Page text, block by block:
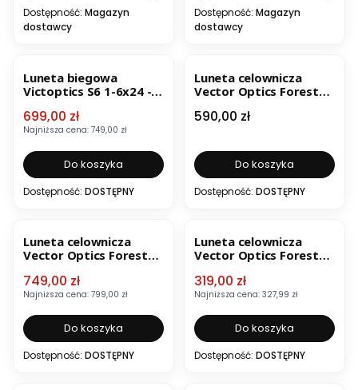
Dostępność: Magazyn
dostawcy
Dostępność: Magazyn
dostawcy
Luneta biegowa
Victoptics S6 1-6x24 -
Cena promocyjna
699,00 zł
Najniższa cena: 749,00 zł
Do koszyka
Dostępność: DOSTĘPNY
Luneta celownicza
Vector Optics Forester
SCOC-54
Cena
590,00 zł
Do koszyka
Dostępność: DOSTĘPNY
Luneta celownicza
Vector Optics Forester
Cena promocyjna
749,00 zł
Najniższa cena: 799,00 zł
Do koszyka
Dostępność: DOSTĘPNY
Luneta celownicza
Vector Optics Forester
Cena promocyjna
319,00 zł
Najniższa cena: 327,99 zł
Do koszyka
Dostępność: DOSTĘPNY